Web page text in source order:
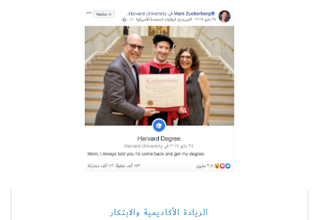
الريادة الأكاديمية والابتكار